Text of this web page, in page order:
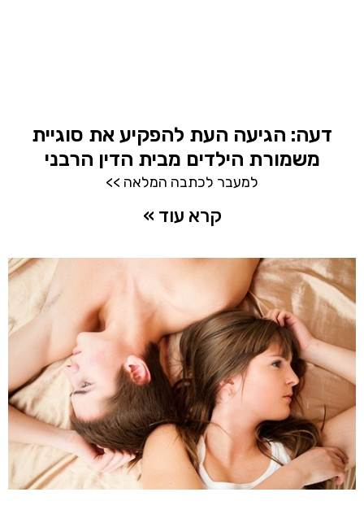
דעה: הגיעה העת להפקיע את סוגיית
משמורת הילדים מבית הדין הרבני
למעבר לכתבה המלאה >>
קרא עוד »